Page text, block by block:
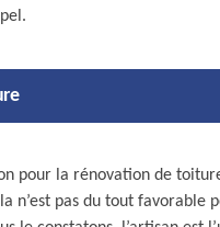
pour la rénovation de
n’est pas du tout favorable